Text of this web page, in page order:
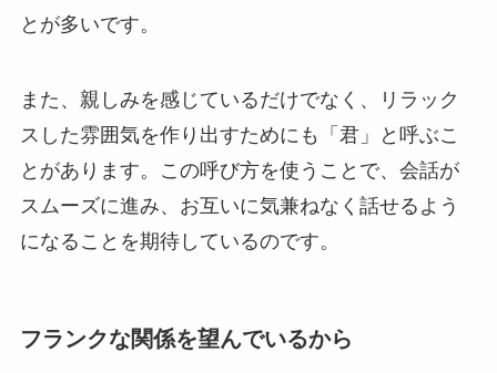
とが多いです。
また、親しみを感じているだけでなく、リラック
スした雰囲気を作り出すためにも「君」と呼ぶこ
とがあります。この呼び方を使うことで、会話が
スムーズに進み、お互いに気兼ねなく話せるよう
になることを期待しているのです。
フランクな関係を望んでいるから